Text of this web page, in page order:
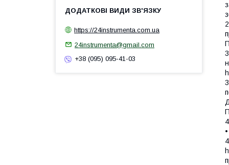
https://24instrumenta.com.ua
24instrumenta@gmail.com
+38 (095) 095-41-03